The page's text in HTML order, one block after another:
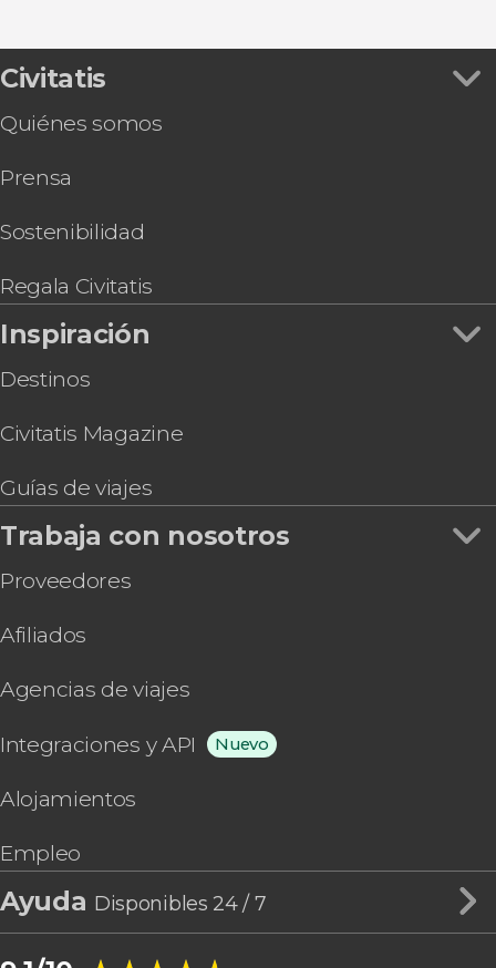
Civitatis
Quiénes somos
Prensa
Sostenibilidad
Regala Civitatis
Inspiración
Destinos
Civitatis Magazine
Guías de viajes
Trabaja con nosotros
Proveedores
Afiliados
Agencias de viajes
Integraciones y API Nuevo
Alojamientos
Empleo
Ayuda Disponibles 24 / 7